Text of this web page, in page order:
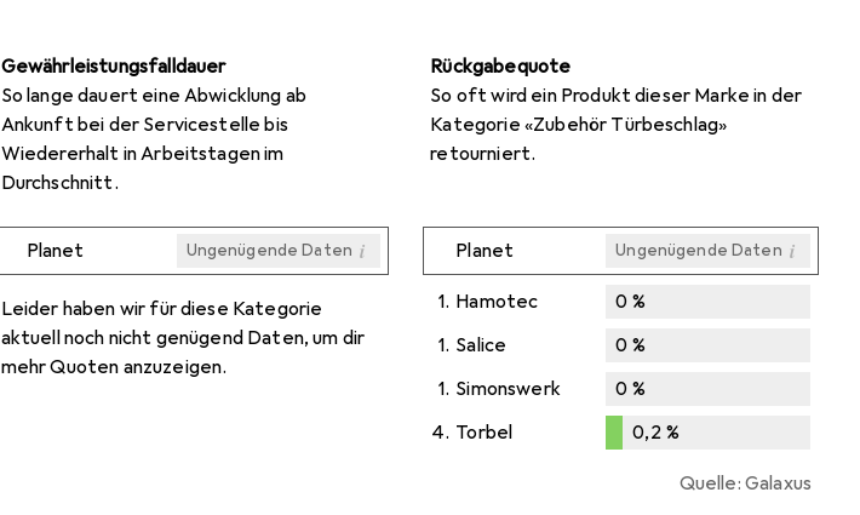
Gewährleistungsfalldauer
So lange dauert eine Abwicklung ab
Ankunft bei der Servicestelle bis
Wiedererhalt in Arbeitstagen im
Durchschnitt.
Planet Ungenügende Daten i
i
i
i
i
Leider haben wir für diese Kategorie
aktuell noch nicht genügend Daten, um dir
mehr Quoten anzuzeigen.
Rückgabequote
So oft wird ein Produkt dieser Marke in der
Kategorie «Zubehör Türbeschlag»
retourniert.
Planet Ungenügende Daten i
1. Hamotec 0 %
1. Salice 0 %
1. Simonswerk 0 %
4. Torbel
0,2 %
Quelle: Galaxus